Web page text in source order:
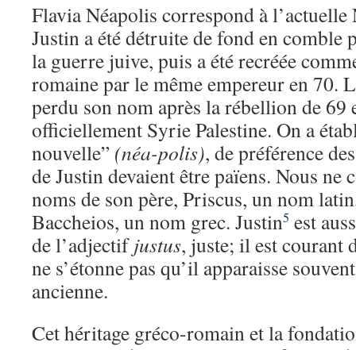
Flavia Néapolis correspond à
Justin a été détruite de fond en comble
la guerre juive, puis a été recréée
romaine par le même empereur en 70.
perdu son nom après la rébellion de 69
officiellement Syrie Palestine. On a
nouvelle” (néa-polis), de préférence
de Justin devaient être païens. Nous ne
noms de son père, Priscus, un nom
Baccheios, un nom grec. Justin5 est
de l’adjectifjustus, juste; il est courant
ne s’étonne pas qu’il apparaisse
ancienne.
Cet héritage gréco-romain et la